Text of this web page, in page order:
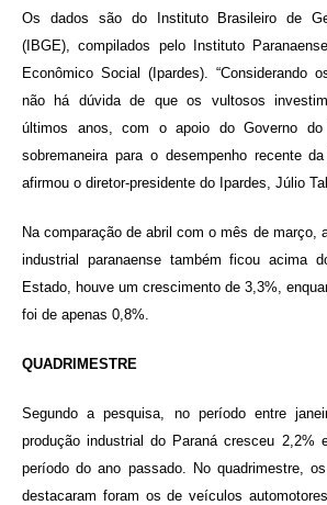
Os dados são do Instituto Brasileiro de
(IBGE), compilados pelo Instituto
Econômico Social (Ipardes). “Considerando
não há dúvida de que os vultosos
últimos anos, com o apoio do Governo do
sobremaneira para o desempenho recente da
afirmou o diretor-presidente do Ipardes, Júlio
Na comparação de abril com o mês de março,
industrial paranaense também ficou acima
Estado, houve um crescimento de 3,3%,
foi de apenas 0,8%.
QUADRIMESTRE
Segundo a pesquisa, no período entre
produção industrial do Paraná cresceu 2,2%
período do ano passado. No quadrimestre,
destacaram foram os de veículos